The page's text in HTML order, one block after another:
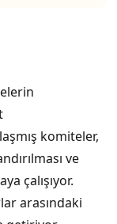
komiteler,
ve
çalışıyor.
arasındaki